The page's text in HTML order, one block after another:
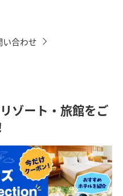
合わせ
ゾート・旅館をご